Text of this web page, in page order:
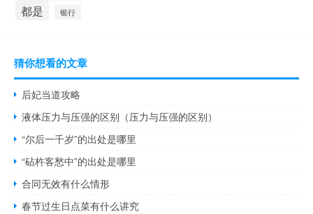
都是 银行
猜你想看的文章
后妃当道攻略
液体压力与压强的区别（压力与压强的区别）
“尔后一千岁”的出处是哪里
“砧杵客愁中”的出处是哪里
合同无效有什么情形
春节过生日点菜有什么讲究